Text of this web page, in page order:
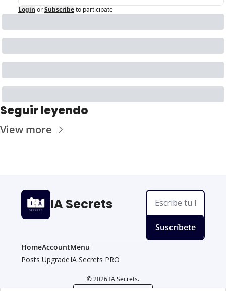
Login orSubscribeto participate
Seguir leyendo
View more
IA Secrets
Suscríbete
Home
Posts
Account
Upgrade
Menu
IA Secrets PRO
© 2026 IA Secrets.